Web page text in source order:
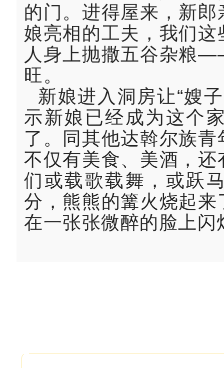
的门。进得屋来，新
娘亮相的工夫，我们
人身上抛撒五谷杂粮
旺。
新娘进入洞房让“嫂
示新娘已经成为这个
了。同其他达斡尔族
不仅有美食、美酒，
们或载歌载舞，或跃
分，熊熊的篝火烧起
在一张张微醉的脸上